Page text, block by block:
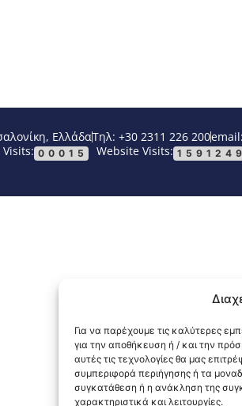
Για να παρέχουμε τις καλύτερες
για την αποθήκευση ή / και την
αυτές τις τεχνολογίες θα μας
συμπεριφορά περιήγησης ή τα
συγκατάθεση ή η ανάκληση της
χαρακτηριστικά και λειτουργίες.
ΕλλάδαΤηλ: +30 2311 226 200
Visits: 00015 Website Visits: 1591249